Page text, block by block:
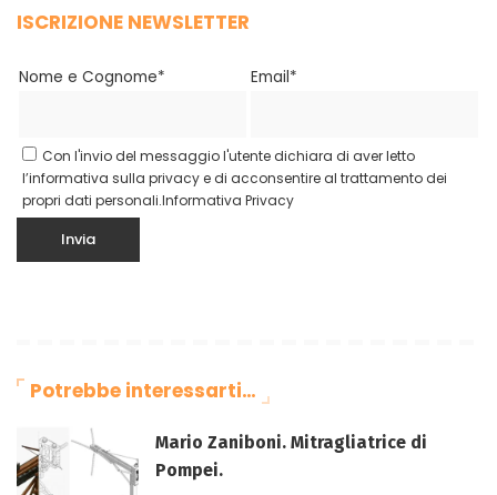
ISCRIZIONE NEWSLETTER
Nome e Cognome* Email*
Con l'invio del messaggio l'utente dichiara di aver letto
l’informativa sulla privacy e di acconsentire al trattamento dei
propri dati personali.Informativa Privacy
Potrebbe interessarti…
Mario Zaniboni. Mitragliatrice di
Pompei.